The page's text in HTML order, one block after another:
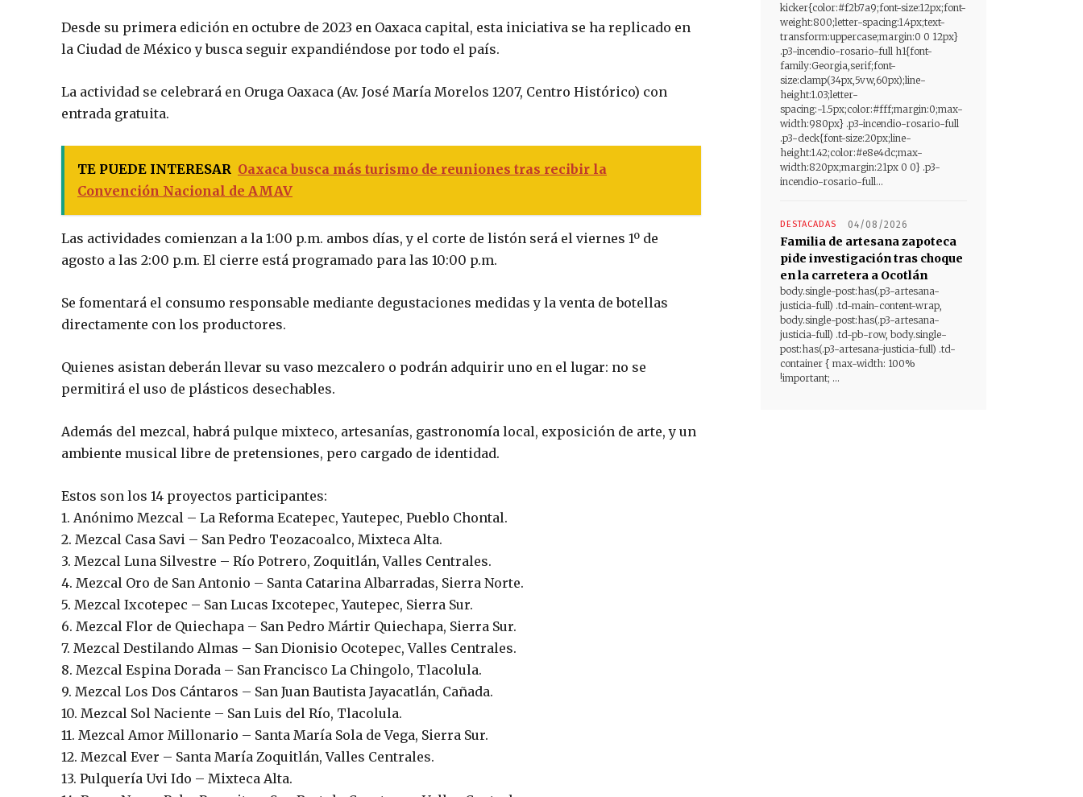
Desde su primera edición en octubre de 2023 en Oaxaca capital, esta iniciativa se ha replicado en
la Ciudad de México y busca seguir expandiéndose por todo el país.
La actividad se celebrará en Oruga Oaxaca (Av. José María Morelos 1207, Centro Histórico) con
entrada gratuita.
TE PUEDE INTERESAR Oaxaca busca más turismo de reuniones tras recibir la
Convención Nacional de AMAV
Las actividades comienzan a la 1:00 p.m. ambos días, y el corte de listón será el viernes 1º de
agosto a las 2:00 p.m. El cierre está programado para las 10:00 p.m.
Se fomentará el consumo responsable mediante degustaciones medidas y la venta de botellas
directamente con los productores.
Quienes asistan deberán llevar su vaso mezcalero o podrán adquirir uno en el lugar: no se
permitirá el uso de plásticos desechables.
Además del mezcal, habrá pulque mixteco, artesanías, gastronomía local, exposición de arte, y un
ambiente musical libre de pretensiones, pero cargado de identidad.
Estos son los 14 proyectos participantes:
1. Anónimo Mezcal – La Reforma Ecatepec, Yautepec, Pueblo Chontal.
2. Mezcal Casa Savi – San Pedro Teozacoalco, Mixteca Alta.
3. Mezcal Luna Silvestre – Río Potrero, Zoquitlán, Valles Centrales.
4. Mezcal Oro de San Antonio – Santa Catarina Albarradas, Sierra Norte.
5. Mezcal Ixcotepec – San Lucas Ixcotepec, Yautepec, Sierra Sur.
6. Mezcal Flor de Quiechapa – San Pedro Mártir Quiechapa, Sierra Sur.
7. Mezcal Destilando Almas – San Dionisio Ocotepec, Valles Centrales.
8. Mezcal Espina Dorada – San Francisco La Chingolo, Tlacolula.
9. Mezcal Los Dos Cántaros – San Juan Bautista Jayacatlán, Cañada.
10. Mezcal Sol Naciente – San Luis del Río, Tlacolula.
11. Mezcal Amor Millonario – Santa María Sola de Vega, Sierra Sur.
12. Mezcal Ever – Santa María Zoquitlán, Valles Centrales.
13. Pulquería Uvi Ido – Mixteca Alta.
kicker{color:#f2b7a9;font-size:12px;font-
weight:800;letter-spacing:1.4px;text-
transform:uppercase;margin:0 0 12px}
.p3-incendio-rosario-full h1{font-
family:Georgia,serif;font-
size:clamp(34px,5vw,60px);line-
height:1.03;letter-
spacing:-1.5px;color:#fff;margin:0;max-
width:980px} .p3-incendio-rosario-full
.p3-deck{font-size:20px;line-
height:1.42;color:#e8e4dc;max-
width:820px;margin:21px 0 0} .p3-
incendio-rosario-full...
DESTACADAS 04/08/2026
Familia de artesana zapoteca
pide investigación tras choque
en la carretera a Ocotlán
body.single-post:has(.p3-artesana-
justicia-full) .td-main-content-wrap,
body.single-post:has(.p3-artesana-
justicia-full) .td-pb-row, body.single-
post:has(.p3-artesana-justicia-full) .td-
container { max-width: 100%
!important; ...